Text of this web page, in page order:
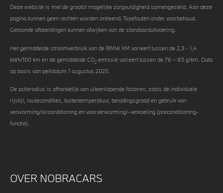
Deze website is met de grootst mogelijke zorgvuldigheid samengesteld. Aan deze
pagina kunnen geen rechten worden ontleend. Typefouten onder voorbehoud.
Getoonde afbeeldingen kunnen afwijken van de standaarduitvoering.
Het gemiddelde stroomverbruik van de BMW XM varieert tussen de 2,3 - 1,4
kWh/100 km en de gemiddelde CO2 emissie varieert tussen de 76 – 85 g/km. Data
op basis van peildatum 1 augustus 2025.
De actieradius is afhankelijk van uiteenlopende factoren, zoals de individuele
rijstijl, routecondities, buitentemperatuur, beladingsgraad en gebruik van
verwarming/airconditioning en voorverwarming/-verkoeling (preconditioning-
functie).
OVER NOBRACARS